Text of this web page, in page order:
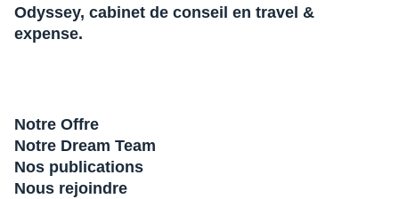
Odyssey, cabinet de conseil en travel &
expense.
Notre Offre
Notre Dream Team
Nos publications
Nous rejoindre